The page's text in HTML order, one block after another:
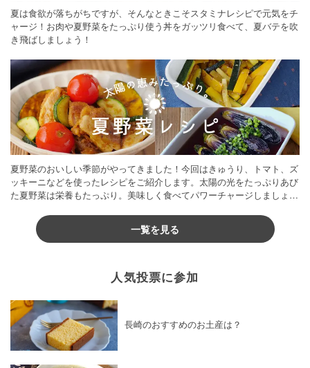
夏は食欲が落ちがちですが、そんなときこそスタミナレシピで元気をチ
ャージ！お肉や夏野菜をたっぷり使う丼をガッツリ食べて、夏バテを吹
き飛ばしましょう！
夏野菜のおいしい季節がやってきました！今回はきゅうり、トマト、ズ
ッキーニなどを使ったレシピをご紹介します。太陽の光をたっぷりあび
た夏野菜は栄養もたっぷり。美味しく食べてパワーチャージしましょう
一覧を見る
人気投票に参加
長崎のおすすめのお土産は？